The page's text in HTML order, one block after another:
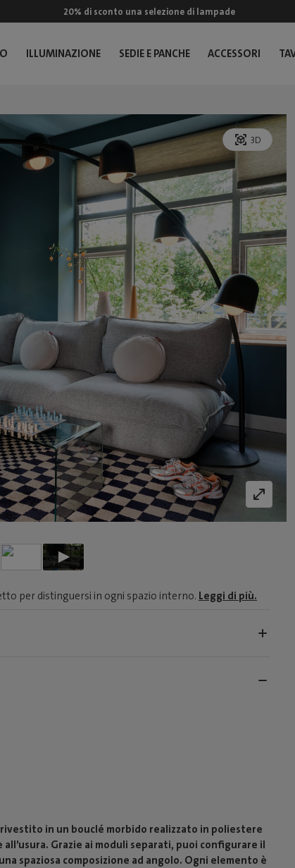
20% di sconto una selezione di lampade
ILLUMINAZIONE SEDIE E PANCHE ACCESSORI
3D
per distinguersi in ogni spazio interno. Leggi di più.
rivestito in un bouclé morbido realizzato in poliestere
Grazie ai moduli separati, puoi configurare il
spaziosa composizione ad angolo. Ogni elemento è